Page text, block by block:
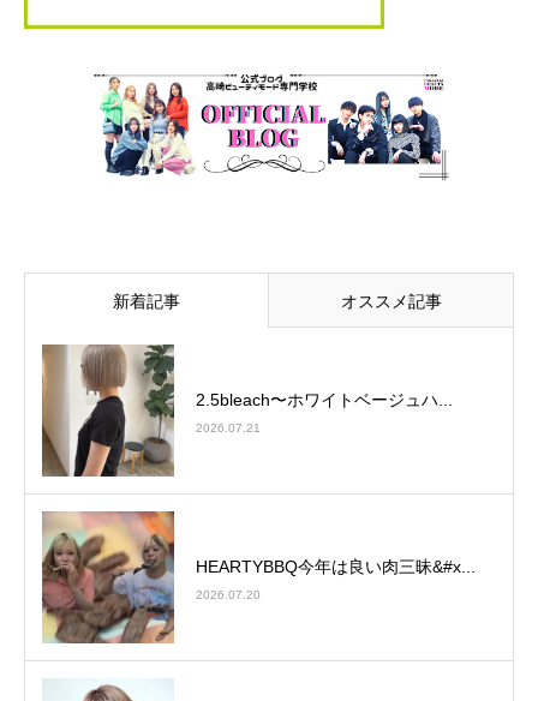
新着記事 オススメ記事
2.5bleach〜ホワイトベージュ⁡ハ...
2026.07.21
HEARTYBBQ今年は良い肉三昧&#x...
2026.07.20